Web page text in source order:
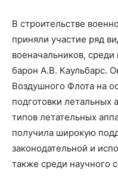
В строительстве
приняли участие ряд
военачальников,
барон А.В. Каульбарс.
Воздушного Флота на
подготовки летальных
типов летательных
получила широкую
законодательной и
также среди научного